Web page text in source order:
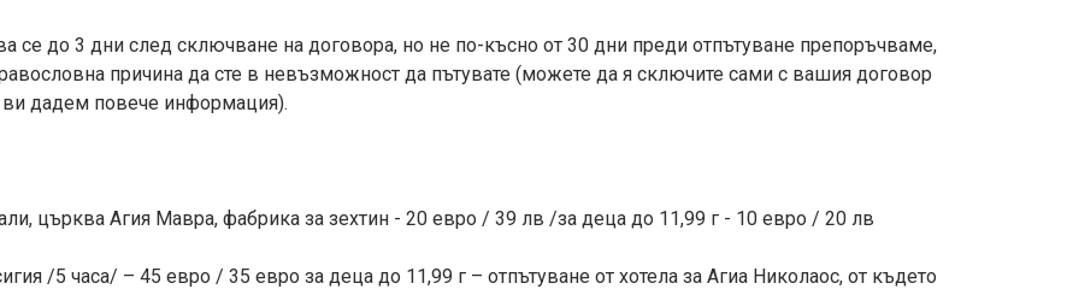
до 3 дни след сключване на договора, но не по-късно от 30 дни преди отпътуване препоръчваме,
причина да сте в невъзможност да пътувате (можете да я сключите сами с вашия договор
дадем повече информация).
църква Агия Мавра, фабрика за зехтин - 20 евро / 39 лв /за деца до 11,99 г - 10 евро / 20 лв
/5 часа/ – 45 евро / 35 евро за деца до 11,99 г – отпътуване от хотела за Агиа Николаос, от където